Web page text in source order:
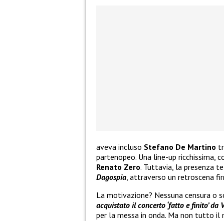
aveva incluso Stefano De Martino
partenopeo. Una line-up ricchissima,
Renato Zero. Tuttavia, la presenza
Dagospia, attraverso un retroscena
La motivazione? Nessuna censura o
acquistato il concerto ‘fatto e finito’ da
per la messa in onda. Ma non tutto